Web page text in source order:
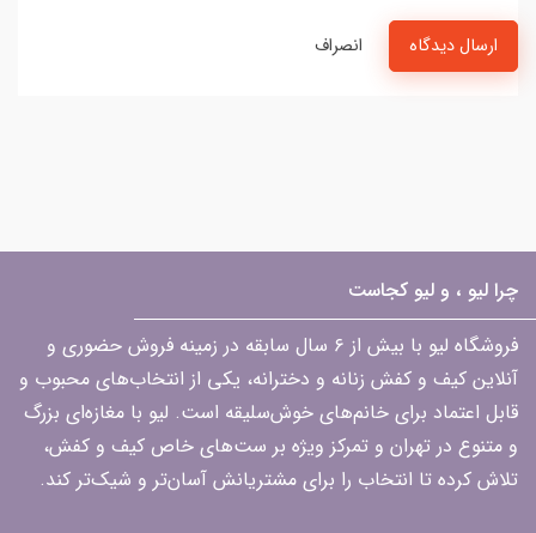
ارسال دیدگاه انصراف
چرا لیو ، و لیو کجاست
فروشگاه لیو با بیش از ۶ سال سابقه در زمینه فروش حضوری و
آنلاین کیف و کفش زنانه و دخترانه، یکی از انتخاب‌های محبوب و
قابل اعتماد برای خانم‌های خوش‌سلیقه است. لیو با مغازه‌ای بزرگ
و متنوع در تهران و تمرکز ویژه بر ست‌های خاص کیف و کفش،
تلاش کرده تا انتخاب را برای مشتریانش آسان‌تر و شیک‌تر کند.